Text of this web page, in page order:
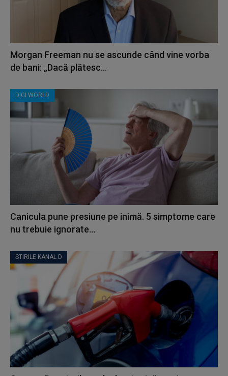
Morgan Freeman nu se ascunde când vine vorba
de bani: „Dacă plătesc...
DIGI WORLD
Canicula pune presiune pe inimă. 5 simptome care
nu trebuie ignorate...
STIRILE KANAL D